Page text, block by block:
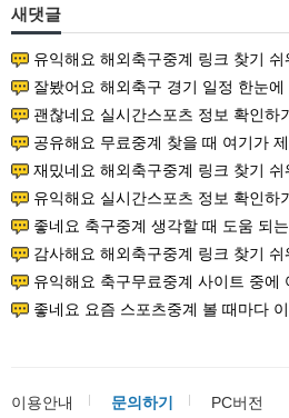
새댓글
유익해요 해외축구중계 링크 찾기 쉬워서 자주 와요. 참고로 무료스포
잘봤어요 해외축구 경기 일정 한눈에 보기 좋아요. 덕분에 epl중계
괜찮네요 실시간스포츠 정보 확인하기 좋아요. 그래도 epl중계 볼 때
공유해요 무료중계 찾을 때 여기가 제일 편해요. 그리고 무료스포츠중계
재밌네요 해외축구중계 링크 찾기 쉬워서 자주 와요. 그래서 해외축구중
유익해요 실시간스포츠 정보 확인하기 좋아요. 덕분에 스포츠중계는 합법
좋네요 축구중계 생각할 때 도움 되는 팁이 많네요. 그런데 해외축구중계
감사해요 해외축구중계 링크 찾기 쉬워서 자주 와요. 어쨌든 축구무료중
유익해요 축구무료중계 사이트 중에 여기가 최고예요. 참고로 축구무료중
좋네요 요즘 스포츠중계 볼 때마다 이 사이트 먼저 들어와요. 그나
이용안내 문의하기 PC버전